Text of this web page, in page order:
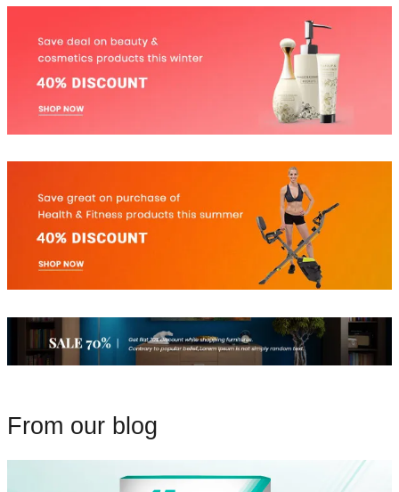
From our blog